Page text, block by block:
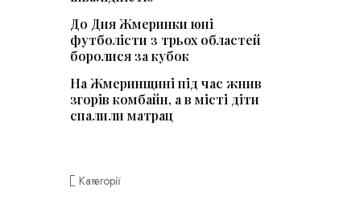
До Дня Жмеринки юні
футболісти з трьох областей
боролися за кубок
На Жмеринщині під час жнив
згорів комбайн, а в місті діти
спалили матрац
Категорії